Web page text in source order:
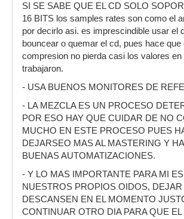
SI SE SABE QUE EL CD SOLO
16 BITS los samples rates son como el
por decirlo asi. es imprescindible usar el
bouncear o quemar el cd, pues hace que
compresion no pierda casi los valores en
trabajaron.
- USA BUENOS MONITORES DE
- LA MEZCLA ES UN PROCESO
POR ESO HAY QUE CUIDAR DE NO
MUCHO EN ESTE PROCESO PUES
DEJARSEO MAS AL MASTERING Y
BUENAS AUTOMATIZACIONES.
- Y LO MAS IMPORTANTE PARA MI
NUESTROS PROPIOS OIDOS, DEJAR
DESCANSEN EN EL MOMENTO
CONTINUAR OTRO DIA PARA QUE